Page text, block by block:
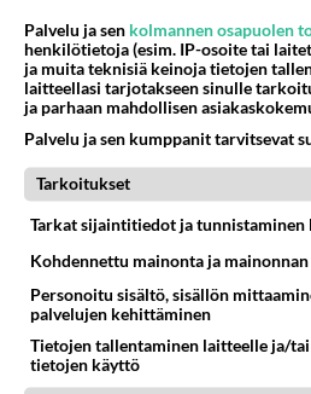
Poutalan onnettomuus
Valheet Ceutan kriisistä leviävät
Palvelu ja sen kolmannen osapuolen
henkilötietoja (esim. IP-osoite tai
ja muita teknisiä keinoja tietojen
laitteellasi tarjotakseen sinulle
ja parhaan mahdollisen
Palvelu ja sen kumppanit tarvitsevat
Tarkoitukset
Tarkat sijaintitiedot ja tunnistaminen
Kohdennettu mainonta ja
Personoitu sisältö, sisällön
palvelujen kehittäminen
Tietojen tallentaminen laitteelle ja/
tietojen käyttö